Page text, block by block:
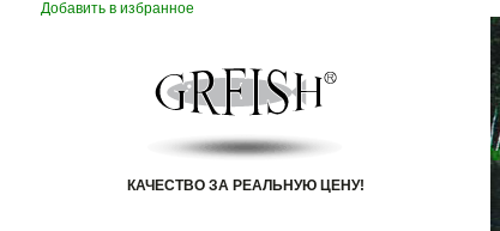
Добавить в избранное
КАЧЕСТВО ЗА РЕАЛЬНУЮ ЦЕНУ!